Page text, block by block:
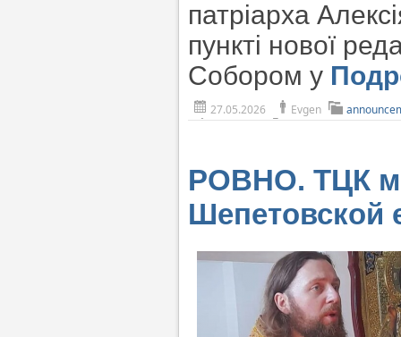
патріарха
пункті нової
Собором у
27.05.2026 Evgen
РОВНО. ТЦК
Шепетовской